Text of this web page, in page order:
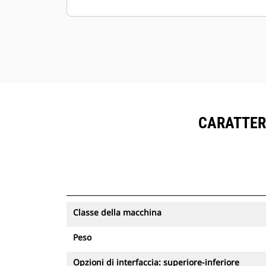
collegate all'attacco durante il
velocità e una sicurezza superiori
cabina
L'attacco rapido idraulico non
I cilindri di inclinazione a doppia
Classe della macchina
Peso
Opzioni di interfaccia: superiore-inferiore